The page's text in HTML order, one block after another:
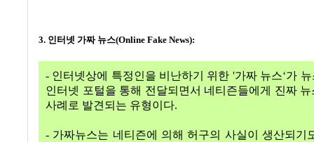
3. 인터넷 가짜 뉴스(Online Fake News):
- 인터넷상에 특정인을 비난하기 위한 '가짜 뉴스‘가
인터넷 포털을 통해 전달되면서 네티즌들에게 진짜
사례로 발견되는 유형이다.
- 가짜뉴스는 네티즌에 의해 허구의 사실이 생산되기